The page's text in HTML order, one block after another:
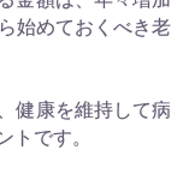
始めておくべき老
健康を維持して病
トです。